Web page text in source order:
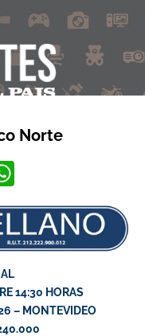
Norte
14:30 HORAS
– MONTEVIDEO